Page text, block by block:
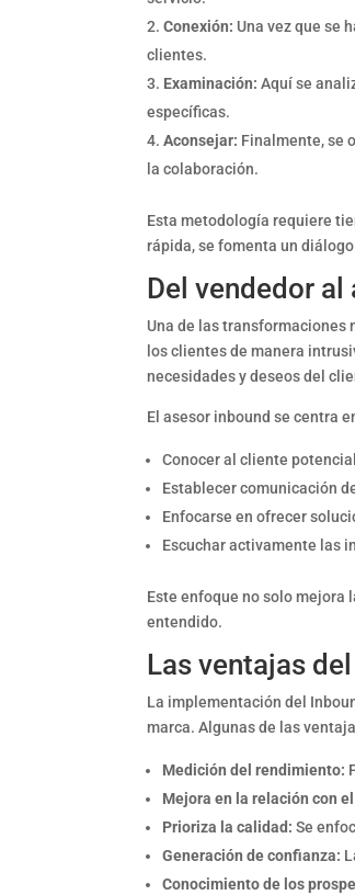
Conexión: Una vez que se
clientes.
Examinación: Aquí se
específicas.
Aconsejar: Finalmente, se
la colaboración.
Esta metodología requiere
rápida, se fomenta un
Del vendedor al
Una de las transformaciones
los clientes de manera
necesidades y deseos del
El asesor inbound se centra
Conocer al cliente
Establecer comunicación
Enfocarse en ofrecer
Escuchar activamente las
Este enfoque no solo mejora
entendido.
Las ventajas
La implementación del
marca. Algunas de las
Medición del rendimiento:
Mejora en la relación con
Prioriza la calidad: Se
Generación de confianza:
Conocimiento de los